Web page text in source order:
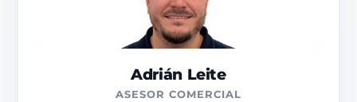
Adrián Leite
ASESOR COMERCIAL